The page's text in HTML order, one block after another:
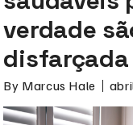
verdade
disfarçada
By Marcus Hale